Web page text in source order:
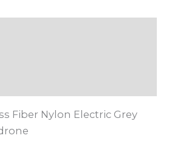
Fiber Nylon Electric Grey